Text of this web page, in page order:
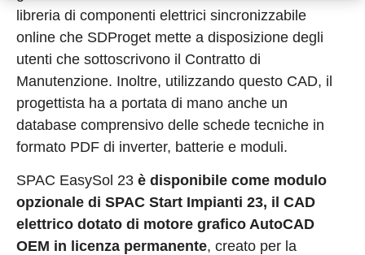
libreria di componenti elettrici sincronizzabile
online che SDProget mette a disposizione degli
utenti che sottoscrivono il Contratto di
Manutenzione. Inoltre, utilizzando questo CAD, il
progettista ha a portata di mano anche un
database comprensivo delle schede tecniche in
formato PDF di inverter, batterie e moduli.
SPAC EasySol 23 è disponibile come modulo
opzionale di SPAC Start Impianti 23, il CAD
elettrico dotato di motore grafico AutoCAD
OEM in licenza permanente, creato per la